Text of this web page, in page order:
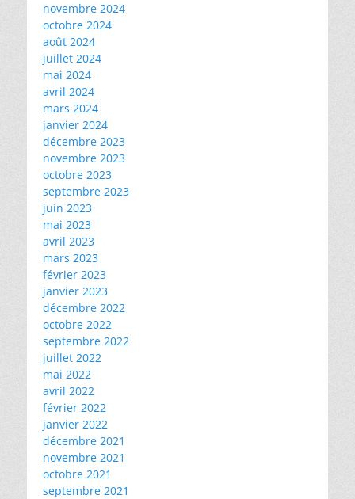
novembre 2024
octobre 2024
août 2024
juillet 2024
mai 2024
avril 2024
mars 2024
janvier 2024
décembre 2023
novembre 2023
octobre 2023
septembre 2023
juin 2023
mai 2023
avril 2023
mars 2023
février 2023
janvier 2023
décembre 2022
octobre 2022
septembre 2022
juillet 2022
mai 2022
avril 2022
février 2022
janvier 2022
décembre 2021
novembre 2021
octobre 2021
septembre 2021